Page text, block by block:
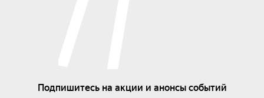
Подпишитесь на акции и анонсы событий